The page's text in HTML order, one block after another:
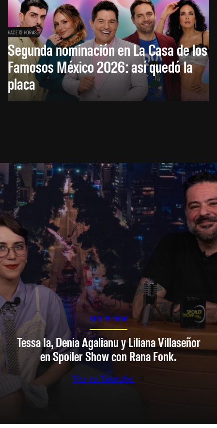
HACE 15 HORAS
Segunda nominación en La Casa de los
Famosos México 2026: así quedó la
placa
SPOILER SHOW
Tessa Ia, Denia Agalianu y Liliana Villaseñor
en Spoiler Show con Rana Fonk.
Ver en Youtube